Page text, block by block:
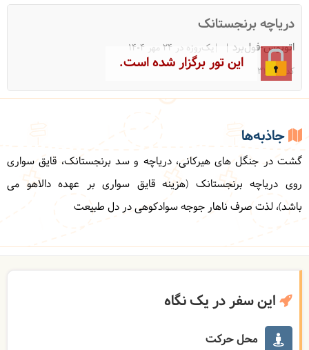
دریاچه برنجستانک
اتوبوس-فول‌برد
|یک‌روزه در 24 مهر 1404
کد: 31740
این تور برگزار شده است.
جاذبه‌ها
گشت در جنگل های هیرکانی، دریاچه و سد برنجستانک، قایق سواری
روی دریاچه برنجستانک (هزینه قایق سواری بر عهده دالاهو می
باشد)، لذت صرف ناهار جوجه سوادکوهی در دل طبیعت
این سفر در یک نگاه
محل حرکت